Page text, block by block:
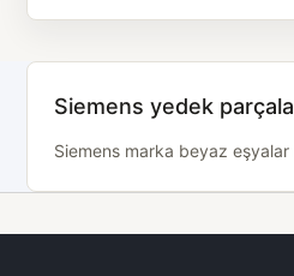
Siemens yedek
Siemens marka beyaz